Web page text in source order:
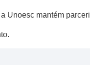
a Unoesc mantém